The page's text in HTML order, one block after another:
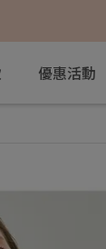
優惠活動